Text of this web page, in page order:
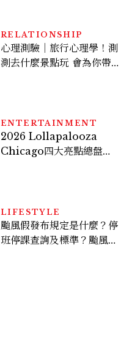
RELATIONSHIP
心理測驗｜旅行心理學！測
測去什麼景點玩 會為你帶來
ENTERTAINMENT
2026 Lollapalooza
Chicago四大亮點總盤
LIFESTYLE
颱風假發布規定是什麼？停
班停課查詢及標準？颱風假